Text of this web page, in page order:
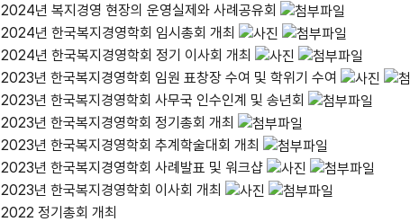
2024년 복지경영 현장의 운영실제와 사례공유회
2024년 한국복지경영학회 임시총회 개최
2024년 한국복지경영학회 정기 이사회 개최
2023년 한국복지경영학회 임원 표창장 수여 및 학위기 수여
2023년 한국복지경영학회 사무국 인수인계 및 송년회
2023년 한국복지경영학회 정기총회 개최
2023년 한국복지경영학회 추계학술대회 개최
2023년 한국복지경영학회 사례발표 및 워크샵
2023년 한국복지경영학회 이사회 개최
2022 정기총회 개최